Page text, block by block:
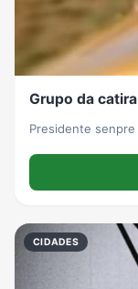
Grupo da catira
Presidente senpre
CIDADES